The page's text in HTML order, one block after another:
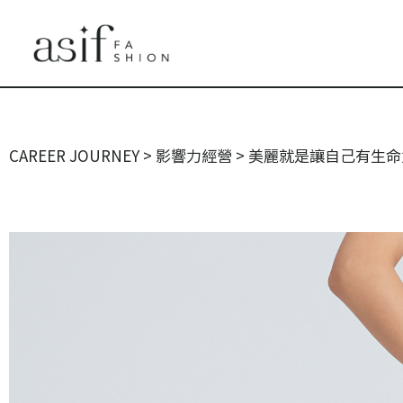
CAREER JOURNEY > 影響力經營 > 美麗就是讓自己有生